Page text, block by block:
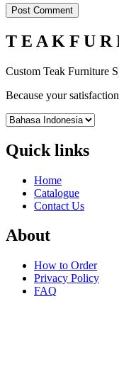
T E A K F U R
Custom Teak Furniture
Because your
Quick links
Home
Catalogue
Contact Us
About
How to Order
Privacy Policy
FAQ